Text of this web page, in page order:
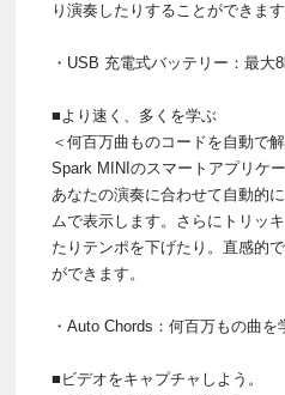
り演奏したりすることができます
・USB 充電式バッテリー：最大
■より速く、多くを学ぶ
＜何百万曲ものコードを自動で
Spark MINIのスマートアプリケ
あなたの演奏に合わせて自動的
ムで表示します。さらにトリッ
たりテンポを下げたり。直感的
ができます。
・Auto Chords：何百万もの曲を
■ビデオをキャプチャしよう。